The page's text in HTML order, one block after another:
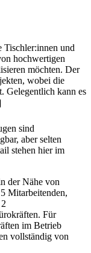
und
hochwertigen
möchten. Der
wobei die
Gelegentlich kann es
sind
aber selten
stehen hier im
der Nähe von
Mitarbeitenden,
Für
im Betrieb
vollständig von